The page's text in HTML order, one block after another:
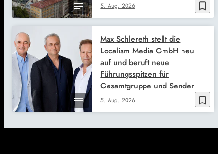
bookmark_border
5. Aug. 2026
bookmark_border
5. Aug. 2026
Max Schlereth stellt die
Localism Media GmbH neu
auf und beruft neue
Führungsspitzen für
Gesamtgruppe und Sender